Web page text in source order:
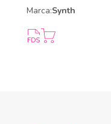
Marca:Synth